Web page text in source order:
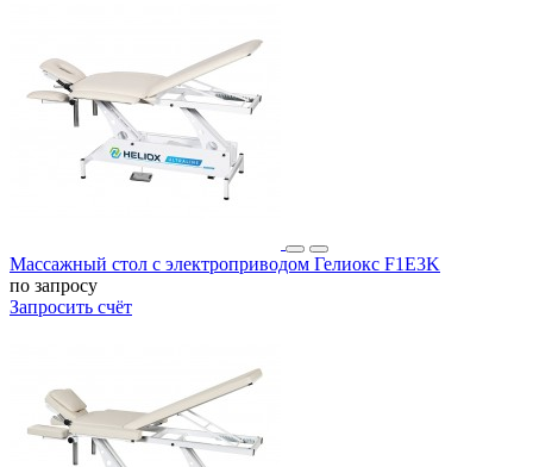
Массажный стол с электроприводом Гелиокс F1E3K
по запросу
Запросить счёт